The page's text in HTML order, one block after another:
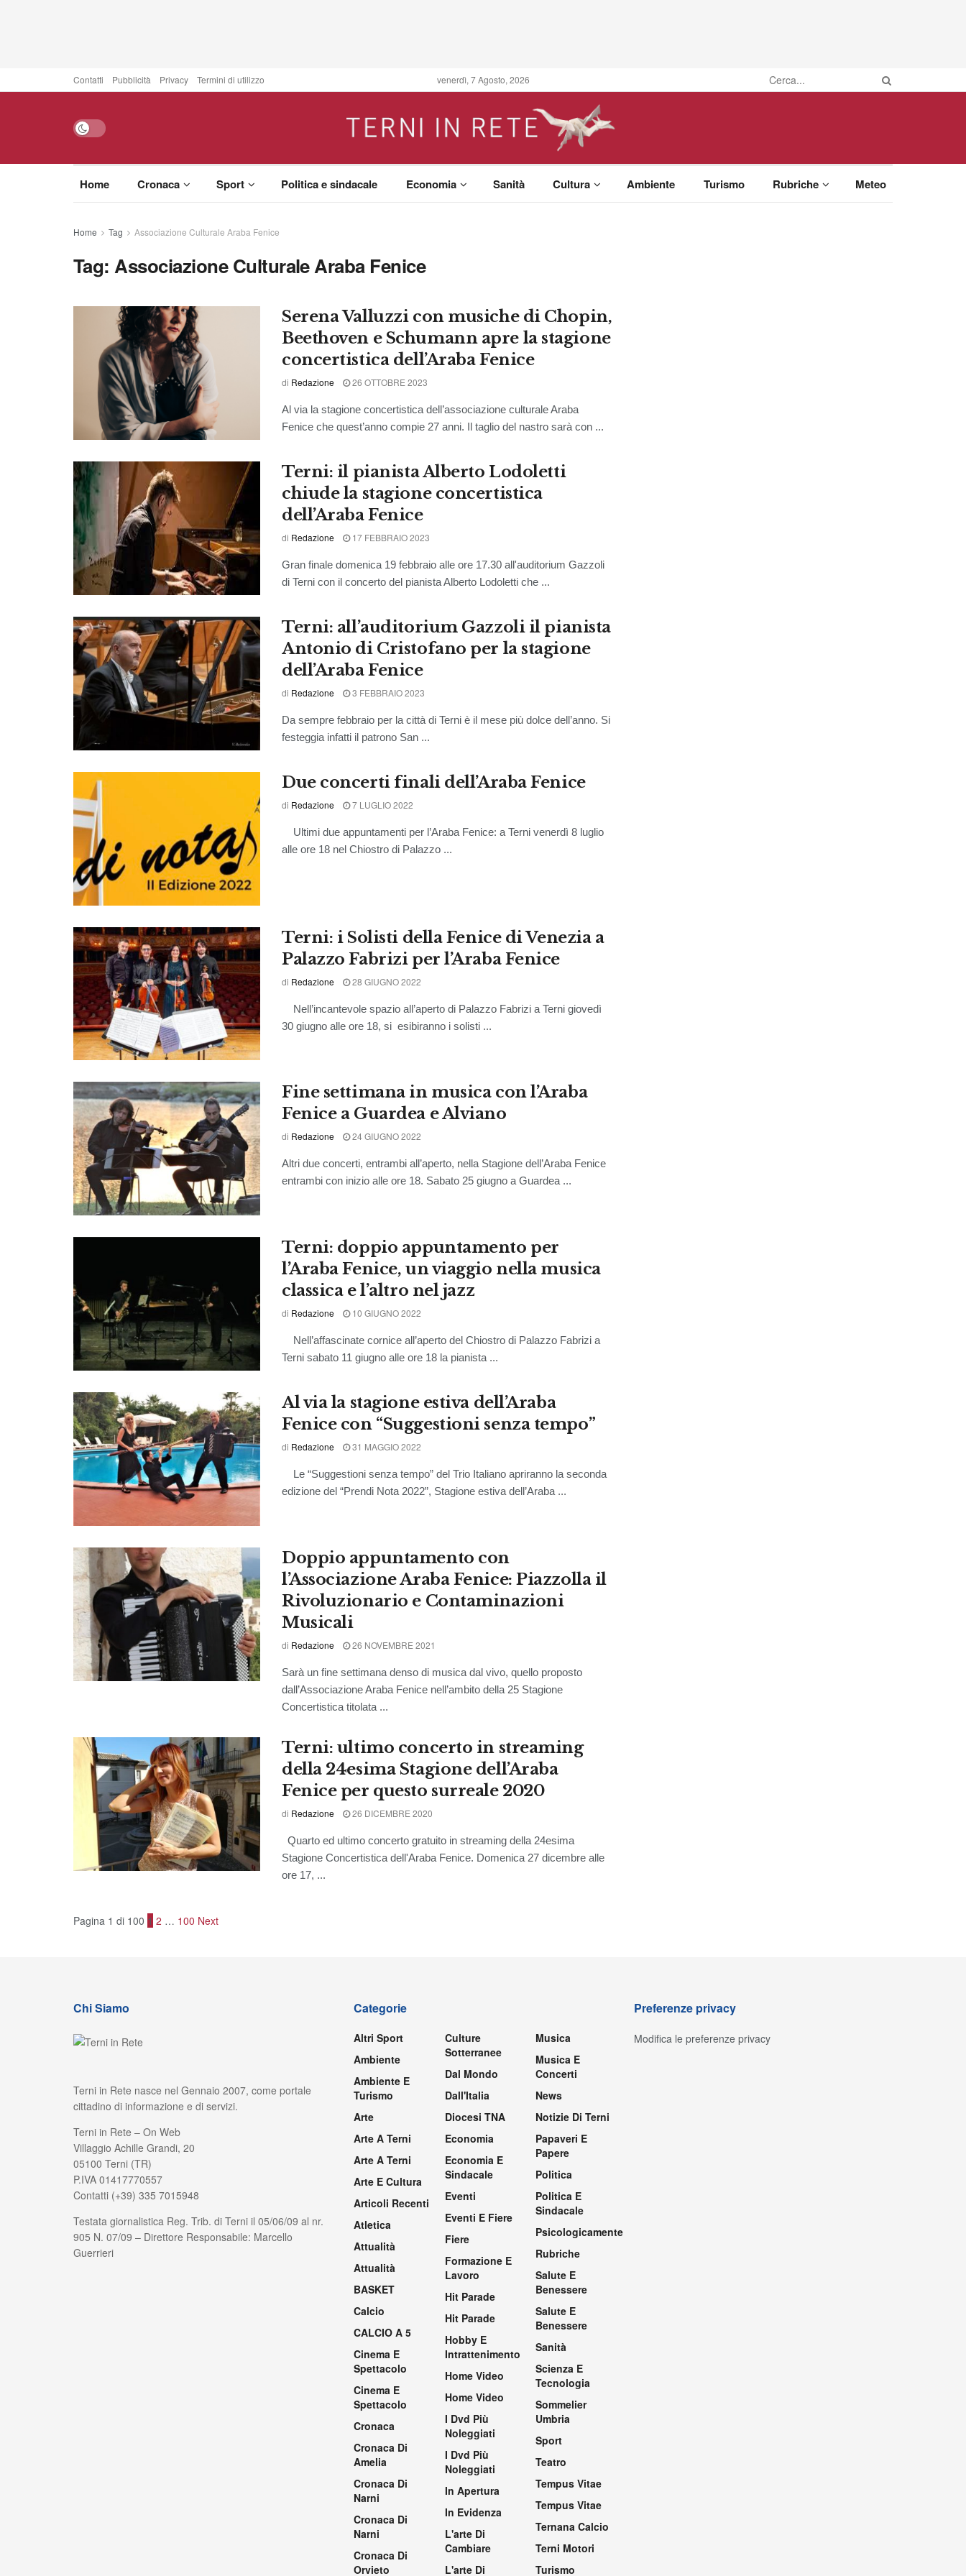
Contatti Pubblicità Privacy Termini di utilizzo venerdì, 7 Agosto, 2026
Home Cronaca Sport Politica e sindacale Economia Sanità Cultura Ambiente Turismo Rubriche Meteo
Home Tag Associazione Culturale Araba Fenice
Tag:Associazione Culturale Araba Fenice
Serena Valluzzi con musiche di Chopin,
Beethoven e Schumann apre la stagione
concertistica dell’Araba Fenice
di Redazione 26 OTTOBRE 2023
Al via la stagione concertistica dell’associazione culturale Araba
Fenice che quest’anno compie 27 anni. Il taglio del nastro sarà con ...
Terni: il pianista Alberto Lodoletti
chiude la stagione concertistica
dell’Araba Fenice
di Redazione 17 FEBBRAIO 2023
Gran finale domenica 19 febbraio alle ore 17.30 all'auditorium Gazzoli
di Terni con il concerto del pianista Alberto Lodoletti che ...
Terni: all’auditorium Gazzoli il pianista
Antonio di Cristofano per la stagione
dell’Araba Fenice
di Redazione 3 FEBBRAIO 2023
Da sempre febbraio per la città di Terni è il mese più dolce dell’anno. Si
festeggia infatti il patrono San ...
Due concerti finali dell’Araba Fenice
di Redazione 7 LUGLIO 2022
Ultimi due appuntamenti per l’Araba Fenice: a Terni venerdì 8 luglio
alle ore 18 nel Chiostro di Palazzo ...
Terni: i Solisti della Fenice di Venezia a
Palazzo Fabrizi per l’Araba Fenice
di Redazione 28 GIUGNO 2022
Nell’incantevole spazio all’aperto di Palazzo Fabrizi a Terni giovedì
30 giugno alle ore 18, si esibiranno i solisti ...
Fine settimana in musica con l’Araba
Fenice a Guardea e Alviano
di Redazione 24 GIUGNO 2022
Altri due concerti, entrambi all’aperto, nella Stagione dell’Araba Fenice
entrambi con inizio alle ore 18. Sabato 25 giugno a Guardea ...
Terni: doppio appuntamento per
l’Araba Fenice, un viaggio nella musica
classica e l’altro nel jazz
di Redazione 10 GIUGNO 2022
Nell’affascinate cornice all’aperto del Chiostro di Palazzo Fabrizi a
Terni sabato 11 giugno alle ore 18 la pianista ...
Al via la stagione estiva dell’Araba
Fenice con “Suggestioni senza tempo”
di Redazione 31 MAGGIO 2022
Le “Suggestioni senza tempo” del Trio Italiano apriranno la seconda
edizione del “Prendi Nota 2022”, Stagione estiva dell’Araba ...
Doppio appuntamento con
l’Associazione Araba Fenice: Piazzolla il
Rivoluzionario e Contaminazioni
Musicali
di Redazione 26 NOVEMBRE 2021
Sarà un fine settimana denso di musica dal vivo, quello proposto
dall’Associazione Araba Fenice nell’ambito della 25 Stagione
Concertistica titolata ...
Terni: ultimo concerto in streaming
della 24esima Stagione dell’Araba
Fenice per questo surreale 2020
di Redazione 26 DICEMBRE 2020
Quarto ed ultimo concerto gratuito in streaming della 24esima
Stagione Concertistica dell'Araba Fenice. Domenica 27 dicembre alle
ore 17, ...
Pagina 1 di 100 1 2 … 100 Next
Chi Siamo
Terni in Rete nasce nel Gennaio 2007, come portale
cittadino di informazione e di servizi.
Terni in Rete – On Web
Villaggio Achille Grandi, 20
05100 Terni (TR)
P.IVA 01417770557
Contatti (+39) 335 7015948
Testata giornalistica Reg. Trib. di Terni il 05/06/09 al nr.
905 N. 07/09 – Direttore Responsabile: Marcello
Guerrieri
Categorie
Altri Sport
Ambiente
Ambiente E
Turismo
Arte
Arte A Terni
Arte A Terni
Arte E Cultura
Articoli Recenti
Atletica
Attualità
Attualità
BASKET
Calcio
CALCIO A 5
Cinema E
Spettacolo
Cinema E
Spettacolo
Cronaca
Cronaca Di
Amelia
Cronaca Di
Narni
Cronaca Di
Narni
Cronaca Di
Orvieto
Culture
Sotterranee
Dal Mondo
Dall'Italia
Diocesi TNA
Economia
Economia E
Sindacale
Eventi
Eventi E Fiere
Fiere
Formazione E
Lavoro
Hit Parade
Hit Parade
Hobby E
Intrattenimento
Home Video
Home Video
I Dvd Più
Noleggiati
I Dvd Più
Noleggiati
In Apertura
In Evidenza
L'arte Di
Cambiare
L'arte Di
Musica
Musica E
Concerti
News
Notizie Di Terni
Papaveri E
Papere
Politica
Politica E
Sindacale
Psicologicamente
Rubriche
Salute E
Benessere
Salute E
Benessere
Sanità
Scienza E
Tecnologia
Sommelier
Umbria
Sport
Teatro
Tempus Vitae
Tempus Vitae
Ternana Calcio
Terni Motori
Turismo
Preferenze privacy
Modifica le preferenze privacy